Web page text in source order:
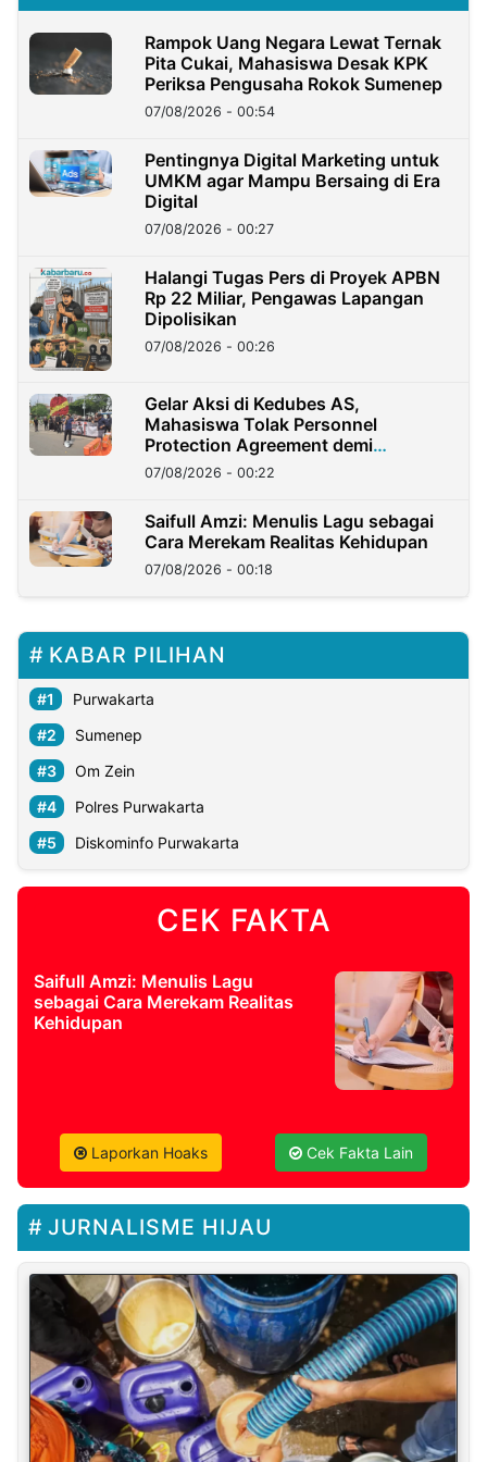
Rampok Uang Negara Lewat Ternak
Pita Cukai, Mahasiswa Desak KPK
Periksa Pengusaha Rokok Sumenep
07/08/2026 - 00:54
Pentingnya Digital Marketing untuk
UMKM agar Mampu Bersaing di Era
Digital
07/08/2026 - 00:27
Halangi Tugas Pers di Proyek APBN
Rp 22 Miliar, Pengawas Lapangan
Dipolisikan
07/08/2026 - 00:26
Gelar Aksi di Kedubes AS,
Mahasiswa Tolak Personnel
Protection Agreement demi
Kedaulatan Negara
07/08/2026 - 00:22
Saifull Amzi: Menulis Lagu sebagai
Cara Merekam Realitas Kehidupan
07/08/2026 - 00:18
KABAR PILIHAN
Purwakarta
Sumenep
Om Zein
Polres Purwakarta
Diskominfo Purwakarta
CEK FAKTA
Saifull Amzi: Menulis Lagu
sebagai Cara Merekam Realitas
Kehidupan
Laporkan Hoaks Cek Fakta Lain
JURNALISME HIJAU